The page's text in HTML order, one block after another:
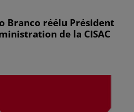
Branco réélu Président
de la CISAC